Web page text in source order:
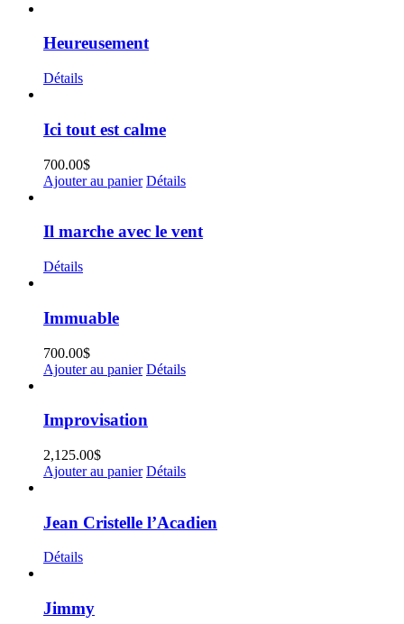
Heureusement
Détails
Ici tout est calme
700.00$
Ajouter au panier Détails
Il marche avec le vent
Détails
Immuable
700.00$
Ajouter au panier Détails
Improvisation
2,125.00$
Ajouter au panier Détails
Jean Cristelle l’Acadien
Détails
Jimmy